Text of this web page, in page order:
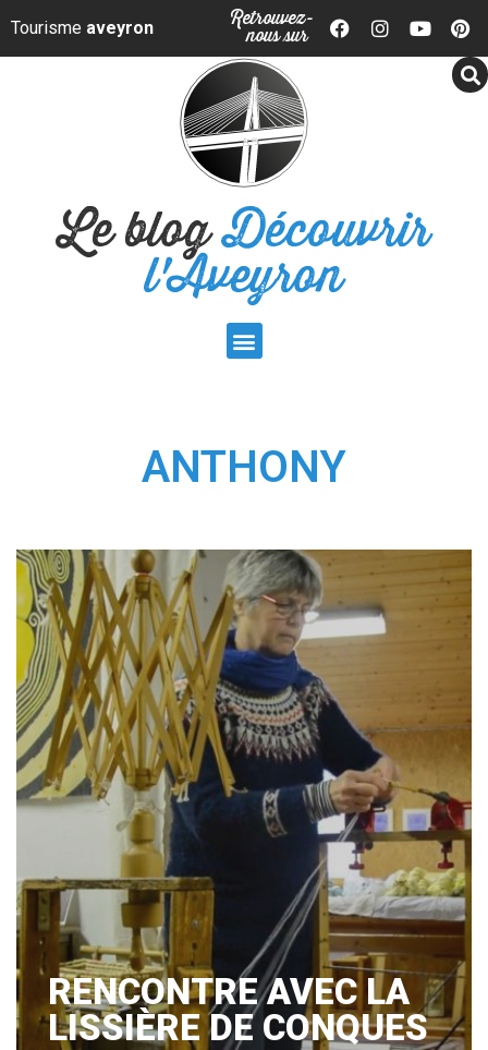
Panneau de gestion des cookies
Tourisme aveyron Retrouvez-
nous sur
Le blogDécouvrir
l'Aveyron
ANTHONY
RENCONTRE AVEC LA
LISSIÈRE DE CONQUES